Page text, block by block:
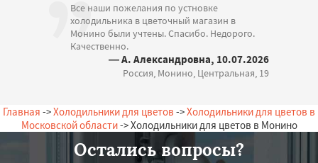
Все наши пожелания по устновке
холодильника в цветочный магазин в
Монино были учтены. Спасибо. Недорого.
Качественно.
— А. Александровна, 10.07.2026
Россия, Монино, Центральная, 19
Главная ->Холодильники для цветов ->Холодильники для цветов в
Московской области-> Холодильники для цветов в Монино
Остались вопросы?